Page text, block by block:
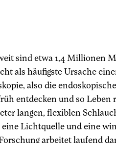
sind etwa 1,4 Millionen
als häufigste Ursache
also die
entdecken und so Leben
langen, flexiblen
Lichtquelle und eine
arbeitet laufend